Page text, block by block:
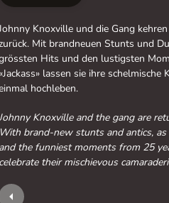
Knoxville und die Gang
Mit brandneuen Stunts und
Hits und den lustigsten
«Jackass» lassen sie ihre schelmische
hochleben.
Knoxville and the gang are
With brand-new stunts and antics,
and the funniest moments from 25
celebrate their mischievous